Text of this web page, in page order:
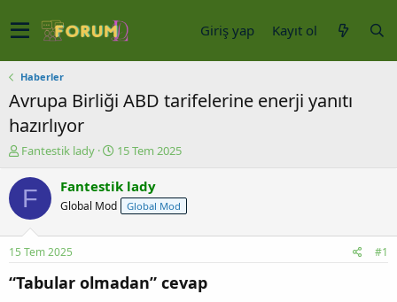
Giriş yap Kayıt ol
Haberler
Avrupa Birliği ABD tarifelerine enerji yanıtı
hazırlıyor
K
n
u
y
b
a
ş
l
Fantestik lady
B
ş
l
a
ç
t
15 Tem 2025
F Fantestik lady
Global Mod Global Mod
15 Tem 2025 #1
“Tabular olmadan” cevap